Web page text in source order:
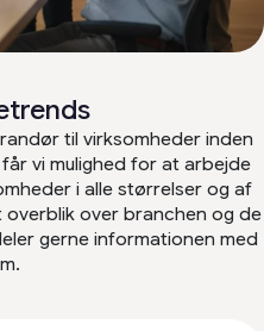
til virksomheder inden
vi mulighed for at arbejde
i alle størrelser og af
over branchen og de
gerne informationen med